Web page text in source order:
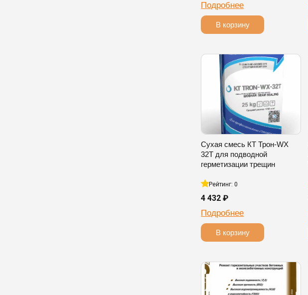
Подробнее
В корзину
Сухая смесь КТ Трон-WX
32T для подводной
герметизации трещин
Рейтинг: 0
4 432 ₽
Подробнее
В корзину